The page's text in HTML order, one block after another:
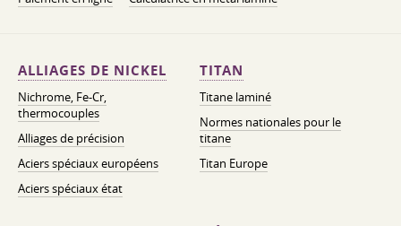
ALLIAGES DE NICKEL
Nichrome, Fe-Cr,
thermocouples
Alliages de précision
Aciers spéciaux européens
Aciers spéciaux état
TITAN
Titane laminé
Normes nationales pour le
titane
Titan Europe